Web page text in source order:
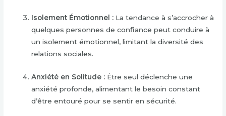
Isolement Émotionnel : La tendance à s’accrocher à
quelques personnes de confiance peut conduire à
un isolement émotionnel, limitant la diversité des
relations sociales.
Anxiété en Solitude : Être seul déclenche une
anxiété profonde, alimentant le besoin constant
d’être entouré pour se sentir en sécurité.